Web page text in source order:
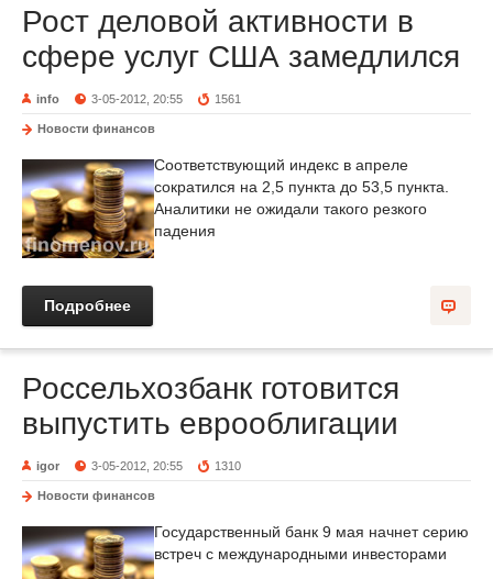
Рост деловой активности в
сфере услуг США замедлился
info 3-05-2012, 20:55 1561
Новости финансов
Соответствующий индекс в апреле
сократился на 2,5 пункта до 53,5 пункта.
Аналитики не ожидали такого резкого
падения
Подробнее
Россельхозбанк готовится
выпустить еврооблигации
igor 3-05-2012, 20:55 1310
Новости финансов
Государственный банк 9 мая начнет серию
встреч с международными инвесторами